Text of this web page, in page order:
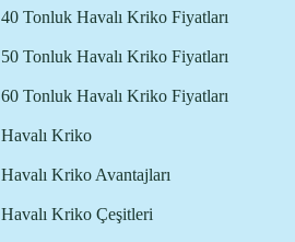
40 Tonluk Havalı Kriko Fiyatları
50 Tonluk Havalı Kriko Fiyatları
60 Tonluk Havalı Kriko Fiyatları
Havalı Kriko
Havalı Kriko Avantajları
Havalı Kriko Çeşitleri